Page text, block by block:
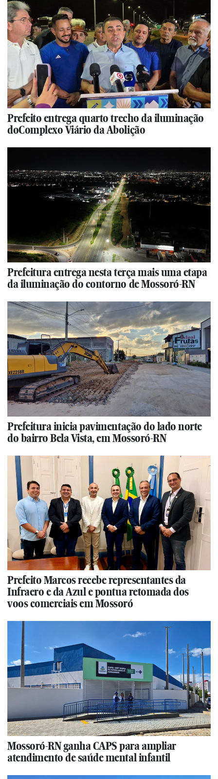
Prefeito entrega quarto trecho da iluminação
doComplexo Viário da Abolição
Prefeitura entrega nesta terça mais uma etapa
da iluminação do contorno de Mossoró-RN
Prefeitura inicia pavimentação do lado norte
do bairro Bela Vista, em Mossoró-RN
Prefeito Marcos recebe representantes da
Infraero e da Azul e pontua retomada dos
voos comerciais em Mossoró
Mossoró-RN ganha CAPS para ampliar
atendimento de saúde mental infantil